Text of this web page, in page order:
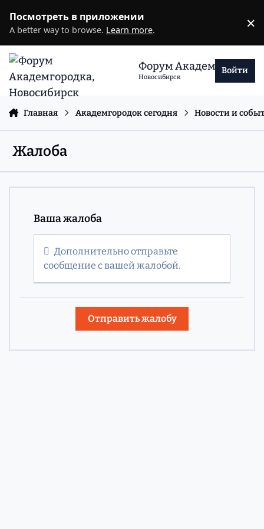
Посмотреть в приложении
A better way to browse. Learn more. ×
Форум Академгородка
Новосибирск
Войти
Главная Академгородок сегодня Новости и
Жалоба
Ваша жалоба
Дополнительно отправьте
сообщение с вашей жалобой.
Отправить жалобу